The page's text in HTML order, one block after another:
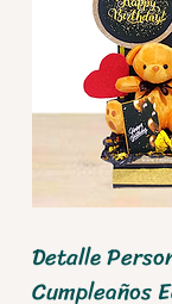
Detalle
Cumpleaños